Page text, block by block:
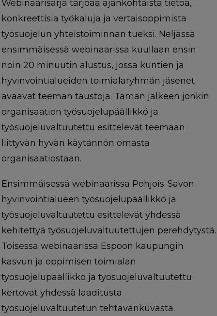
Webinaarisarja tarjoaa ajankohtaista tietoa,
konkreettisia työkaluja ja vertaisoppimista
työsuojelun yhteistoiminnan tueksi. Neljässä
ensimmäisessä webinaarissa kuullaan ensin
noin 20 minuutin alustus, jossa kuntien ja
hyvinvointialueiden toimialaryhmän jäsenet
avaavat teeman taustoja. Tämän jälkeen jonkin
organisaation työsuojelupäällikkö ja
työsuojeluvaltuutettu esittelevät teemaan
liittyvän hyvän käytännön omasta
organisaatiostaan.
Ensimmäisessä webinaarissa Pohjois-Savon
hyvinvointialueen työsuojelupäällikkö ja
työsuojeluvaltuutettu esittelevät yhdessä
kehitettyä työsuojeluvaltuutettujen perehdytystä.
Toisessa webinaarissa Espoon kaupungin
kasvun ja oppimisen toimialan
työsuojelupäällikkö ja työsuojeluvaltuutettu
kertovat yhdessä laaditusta
työsuojeluvaltuutetun tehtävänkuvasta.